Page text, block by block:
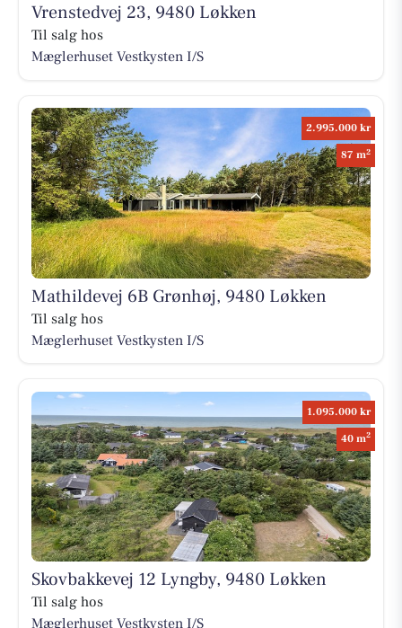
Vrenstedvej 23, 9480 Løkken
Til salg hos
Mæglerhuset Vestkysten I/S
2.995.000 kr
87 m2
Mathildevej 6B Grønhøj, 9480 Løkken
Til salg hos
Mæglerhuset Vestkysten I/S
1.095.000 kr
40 m2
Skovbakkevej 12 Lyngby, 9480 Løkken
Til salg hos
Mæglerhuset Vestkysten I/S